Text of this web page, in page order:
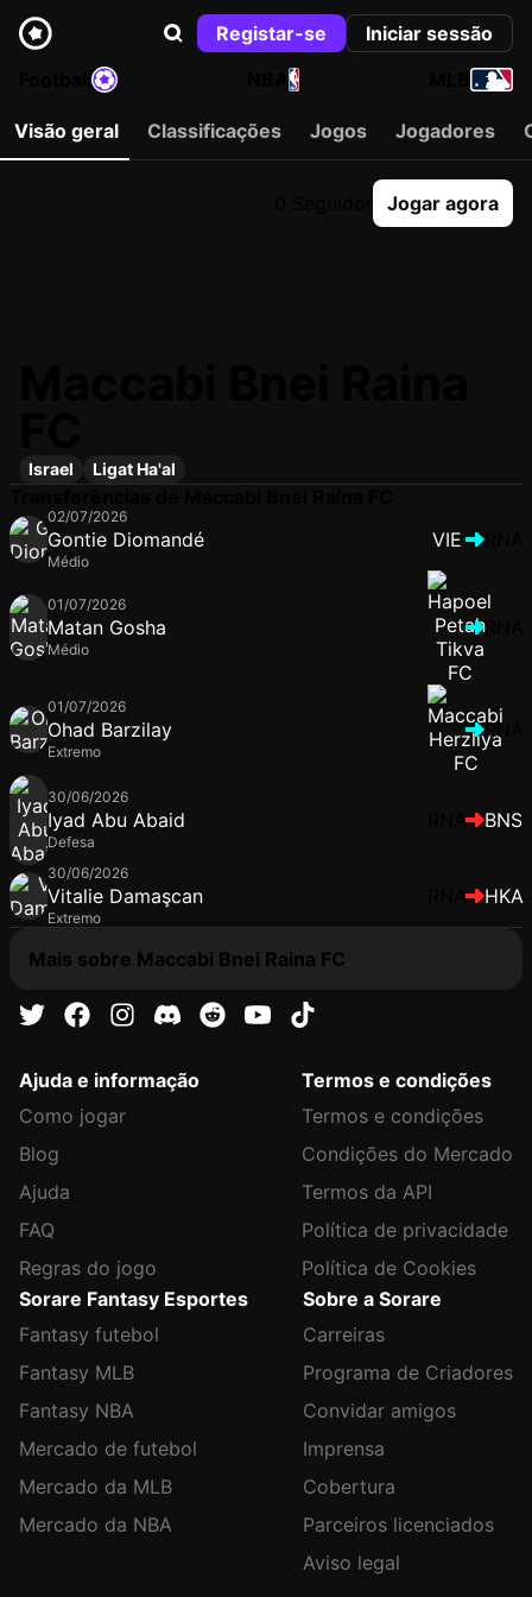
Registar-se
Iniciar sessão
NBA
Visão geral Classificações Jogos Jogadores
Jogar agora
Israel Ligat Ha'al
02/07/2026
Gontie Diomandé
Médio
VIE
01/07/2026
Matan Gosha
Médio
RNA
01/07/2026
Ohad Barzilay
Extremo
RNA
30/06/2026
Iyad Abu Abaid
Defesa
RNA BNS
30/06/2026
Vitalie Damaşcan
Extremo
RNA HKA
Mais sobre Maccabi Bnei Raina FC
Ajuda e informação
Como jogar
Blog
Ajuda
FAQ
Regras do jogo
Termos e condições
Termos e condições
Condições do Mercado
Termos da API
Política de privacidade
Política de Cookies
Sorare Fantasy Esportes
Fantasy futebol
Fantasy MLB
Fantasy NBA
Mercado de futebol
Mercado da MLB
Mercado da NBA
Sobre a Sorare
Carreiras
Programa de Criadores
Convidar amigos
Imprensa
Cobertura
Parceiros licenciados
Aviso legal